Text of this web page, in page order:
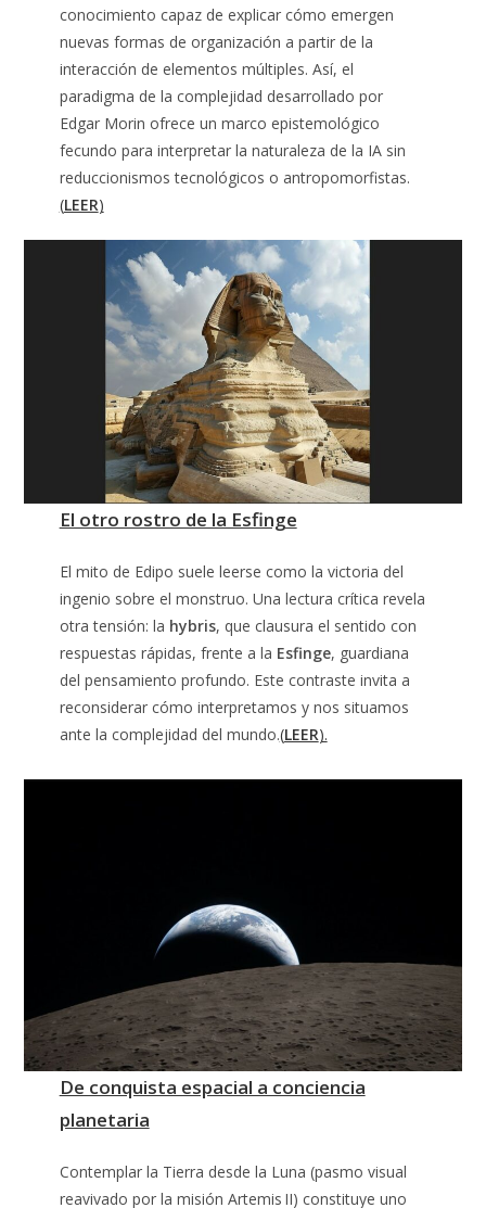
conocimiento capaz de explicar cómo emergen
nuevas formas de organización a partir de la
interacción de elementos múltiples. Así, el
paradigma de la complejidad desarrollado por
Edgar Morin ofrece un marco epistemológico
fecundo para interpretar la naturaleza de la IA sin
reduccionismos tecnológicos o antropomorfistas.
(LEER)
El otro rostro de la Esfinge
El mito de Edipo suele leerse como la victoria del
ingenio sobre el monstruo. Una lectura crítica revela
otra tensión: la hybris, que clausura el sentido con
respuestas rápidas, frente a la Esfinge, guardiana
del pensamiento profundo. Este contraste invita a
reconsiderar cómo interpretamos y nos situamos
ante la complejidad del mundo.(LEER).
De conquista espacial a conciencia
planetaria
Contemplar la Tierra desde la Luna (pasmo visual
reavivado por la misión Artemis II) constituye uno